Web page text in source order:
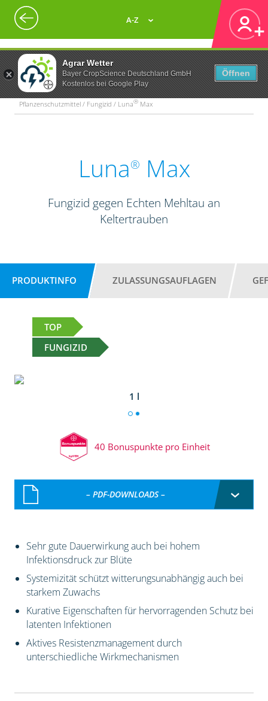
Agrar Wetter
Bayer CropScience Deutschland GmbH
Kostenlos bei Google Play
Öffnen
A-Z
Pflanzenschutzmittel / Fungizid / Luna® Max
Luna® Max
Fungizid gegen Echten Mehltau an
Keltertrauben
PRODUKTINFO ZULASSUNGSAUFLAGEN
TOP
FUNGIZID
1 l
40 Bonuspunkte pro Einheit
– PDF-DOWNLOADS –
Sehr gute Dauerwirkung auch bei hohem
Infektionsdruck zur Blüte
Systemizität schützt witterungsunabhängig auch bei
starkem Zuwachs
Kurative Eigenschaften für hervorragenden Schutz bei
latenten Infektionen
Aktives Resistenzmanagement durch
unterschiedliche Wirkmechanismen